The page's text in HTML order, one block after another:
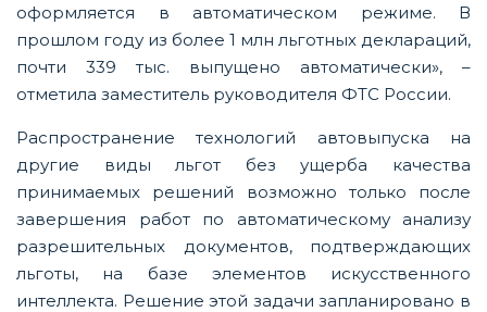
оформляется в автоматическом режиме. В
прошлом году из более 1 млн льготных деклараций,
почти 339 тыс. выпущено автоматически», –
отметила заместитель руководителя ФТС России.
Распространение технологий автовыпуска на
другие виды льгот без ущерба качества
принимаемых решений возможно только после
завершения работ по автоматическому анализу
разрешительных документов, подтверждающих
льготы, на базе элементов искусственного
интеллекта. Решение этой задачи запланировано в